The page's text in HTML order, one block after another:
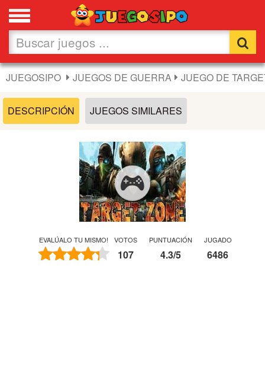
Favoritos
Nuevos
Flash
Acción
Chicas
Fútbol
JUEGOSIPO JUEGOS DE GUERRA JUEGO DE
DESCRIPCIÓN JUEGOS SIMILARES
EVALÚALO TU MISMO! VOTOS
107
PUNTUACIÓN
4.3/5
JUGADO
6486